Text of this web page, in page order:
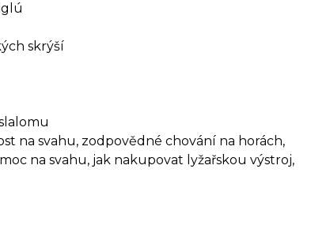
skrýší
na svahu, zodpovědné chování na horách,
na svahu, jak nakupovat lyžařskou výstroj,